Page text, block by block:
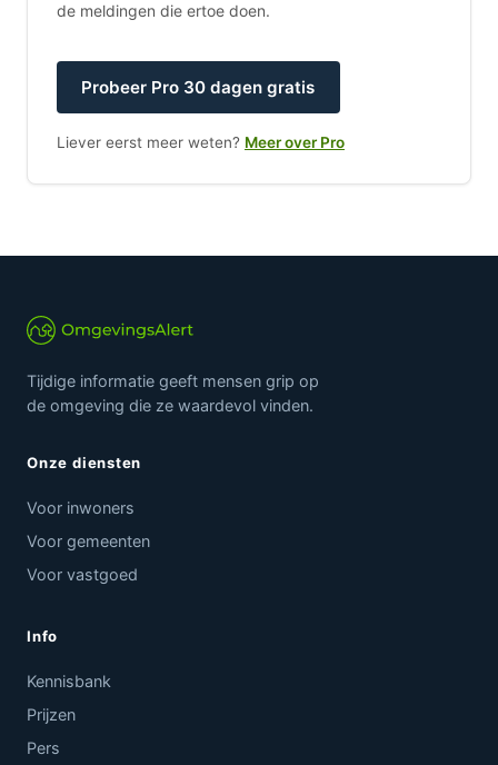
de meldingen die ertoe doen.
Probeer Pro 30 dagen gratis
Liever eerst meer weten? Meer over Pro
Tijdige informatie geeft mensen grip op
de omgeving die ze waardevol vinden.
Onze diensten
Voor inwoners
Voor gemeenten
Voor vastgoed
Info
Kennisbank
Prijzen
Pers